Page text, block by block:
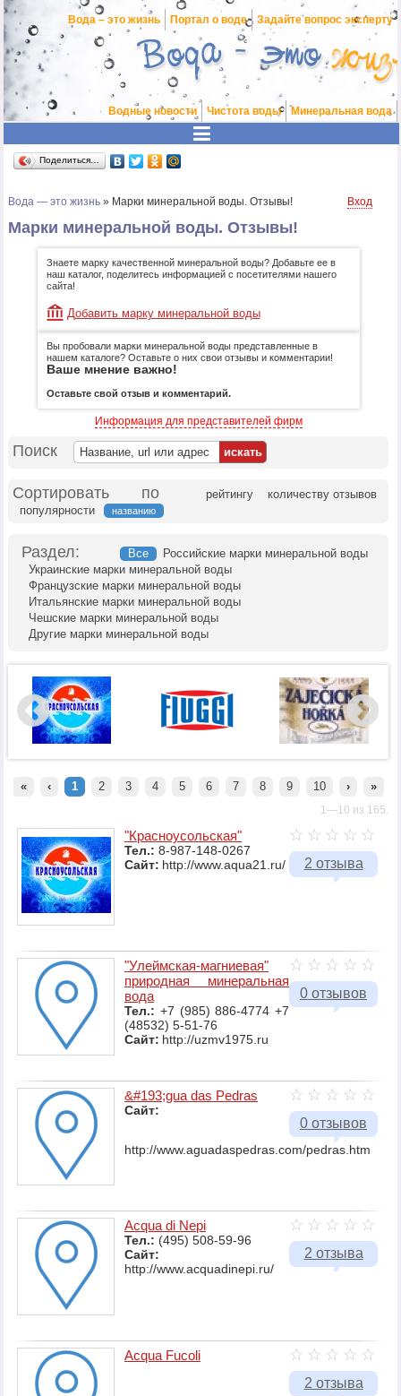
Вода – это жизнь Портал о воде Задайте вопрос эксперту
Водные новости Чистота воды Минеральная вода
Поделиться…
Вода — это жизнь » Марки минеральной воды. Отзывы! Вход
Марки минеральной воды. Отзывы!
Знаете марку качественной минеральной воды? Добавьте ее в
наш каталог, поделитесь информацией с посетителями нашего
сайта!
Добавить марку минеральной воды
Вы пробовали марки минеральной воды представленные в
нашем каталоге? Оставьте о них свои отзывы и комментарии!
Ваше мнение важно!
Оставьте свой отзыв и комментарий.
Информация для представителей фирм
Поиск
Сортировать по рейтингу
количеству отзывов
популярности
названию
Раздел: Все
Российские марки минеральной воды
Украинские марки минеральной воды
Французские марки минеральной воды
Итальянские марки минеральной воды
Чешские марки минеральной воды
Другие марки минеральной воды
« ‹ 1 2 3 4 5 6 7 8 9 10 › »
1—10 из 165.
2 отзыва
"Красноусольская"
Тел.: 8-987-148-0267
Сайт: http://www.aqua21.ru/
0 отзывов
"Улеймская-магниевая"
природная минеральная
вода
Тел.: +7 (985) 886-4774 +7
(48532) 5-51-76
Сайт: http://uzmv1975.ru
0 отзывов
&#193;gua das Pedras
Сайт:
http://www.aguadaspedras.com/pedras.htm
2 отзыва
Acqua di Nepi
Тел.: (495) 508-59-96
Сайт:
http://www.acquadinepi.ru/
2 отзыва
Acqua Fucoli